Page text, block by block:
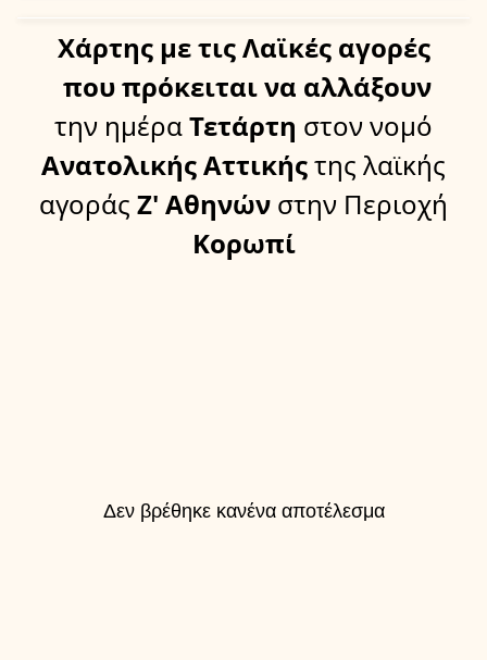
Χάρτης με τις Λαϊκές αγορές
που πρόκειται να αλλάξουν
την ημέραΤετάρτη στον νομό
Ανατολικής Αττικήςτης λαϊκής
αγοράς Ζ' Αθηνών στην Περιοχή
Κορωπί
Δεν βρέθηκε κανένα αποτέλεσμα